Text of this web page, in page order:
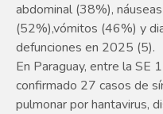
abdominal (38%), náuseas
(52%),vómitos (46%) y
defunciones en 2025 (5).
En Paraguay, entre la SE
confirmado 27 casos de
pulmonar por hantavirus,